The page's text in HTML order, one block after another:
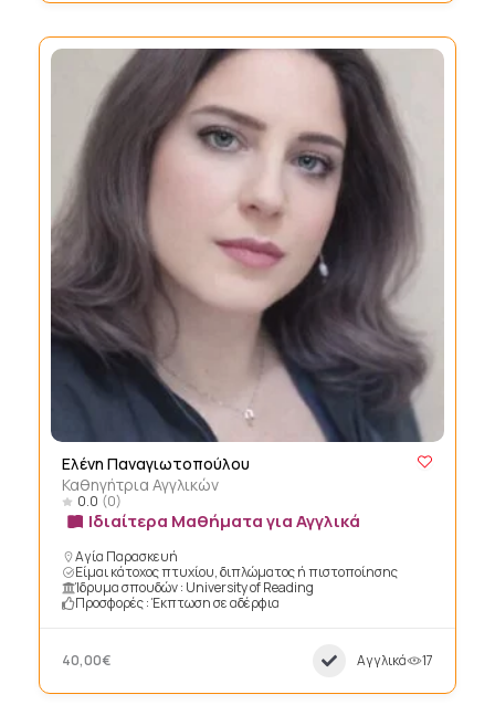
Ελένη Παναγιωτοπούλου
Καθηγήτρια Αγγλικών
0.0 (0)
Ιδιαίτερα Μαθήματα για Αγγλικά
Αγία Παρασκευή
Είμαι κάτοχος πτυχίου, διπλώματος ή πιστοποίησης
Ίδρυμα σπουδών : University of Reading
Προσφορές : Έκπτωση σε αδέρφια
40,00€ Αγγλικά 17